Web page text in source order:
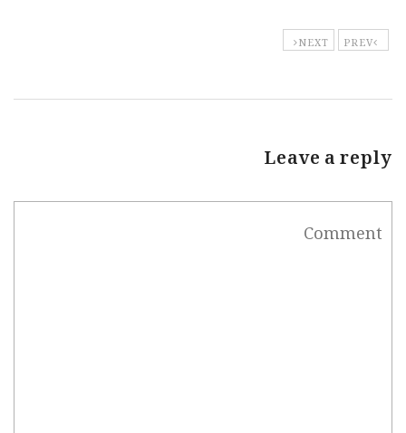
PREV
NEXT
Leave a reply